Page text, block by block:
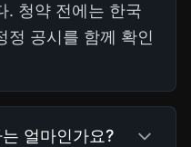
. 청약 전에는 한국
정 공시를 함께 확인
얼마인가요?